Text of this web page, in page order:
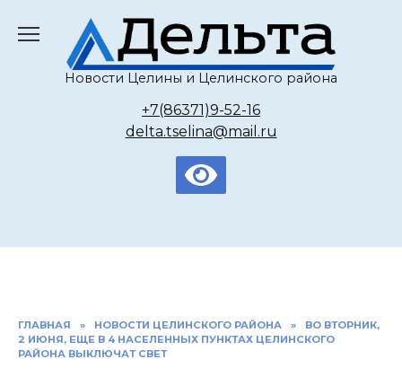
содержанию
Новости Целины и Целинского района
+7(86371)9-52-16
delta.tselina@mail.ru
ГЛАВНАЯ » НОВОСТИ ЦЕЛИНСКОГО РАЙОНА »
ВО ВТОРНИК,
2 ИЮНЯ, ЕЩЕ В 4 НАСЕЛЕННЫХ ПУНКТАХ ЦЕЛИНСКОГО
РАЙОНА ВЫКЛЮЧАТ СВЕТ